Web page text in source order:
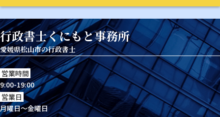
行政書士くにもと事務所
愛媛県松山市の行政書士
営業時間
9:00-19:00
営業日
月曜日～金曜日